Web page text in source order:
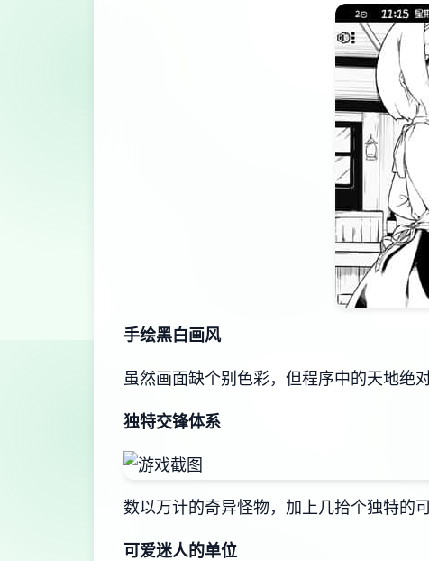
手绘黑白画风
虽然画面缺个别色彩，但程序中的天地绝
独特交锋体系
数以万计的奇异怪物，加上几拾个独特的
可爱迷人的单位